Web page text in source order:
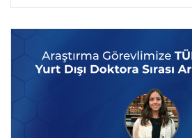
dünyanın en etkili dergileri arasında